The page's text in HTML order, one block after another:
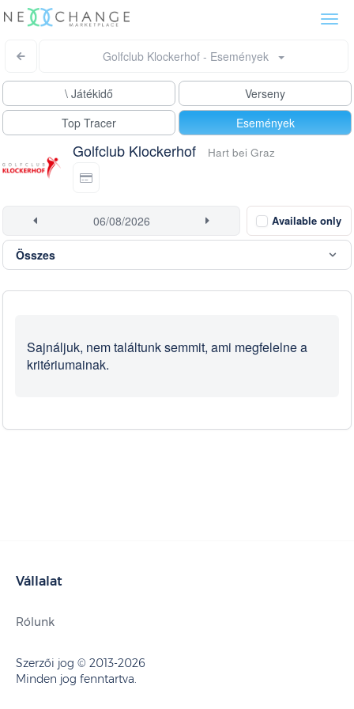
Golfclub Klockerhof - Események
\ Játékidő
Verseny
Top Tracer
Események
Golfclub Klockerhof Hart bei Graz
Available only
Sajnáljuk, nem találtunk semmit, ami megfelelne a
kritériumainak.
Vállalat
Rólunk
Szerzői jog © 2013-2026
Minden jog fenntartva.